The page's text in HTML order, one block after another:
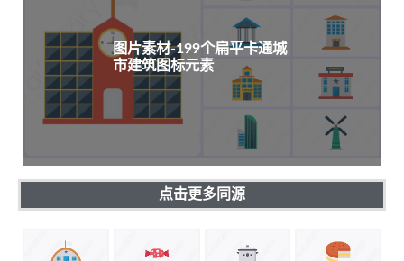
图片素材-199个扁平卡通城
市建筑图标元素
点击更多同源